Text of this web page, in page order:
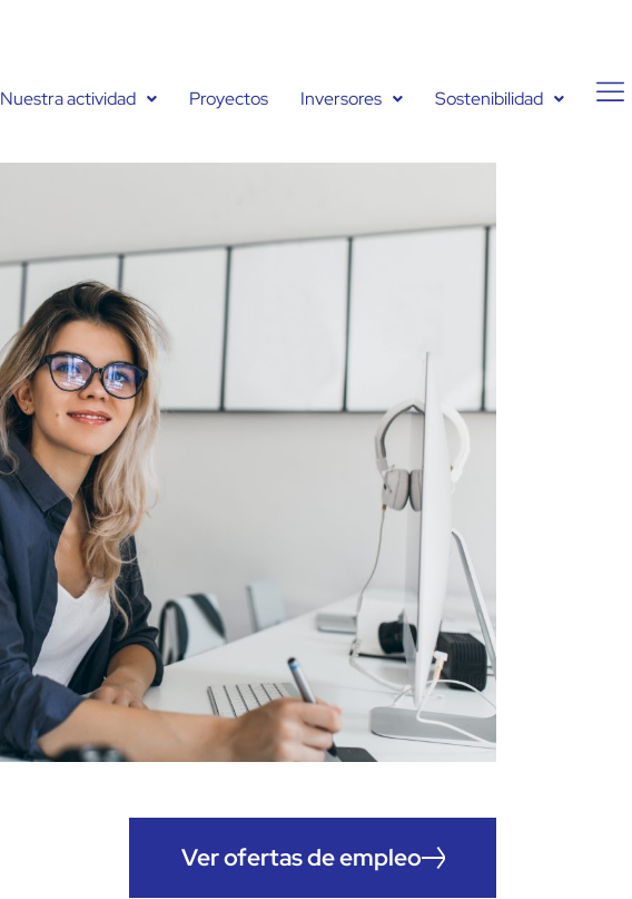
Nuestra actividad Proyectos Inversores Sostenibilidad
Ver ofertas de empleo